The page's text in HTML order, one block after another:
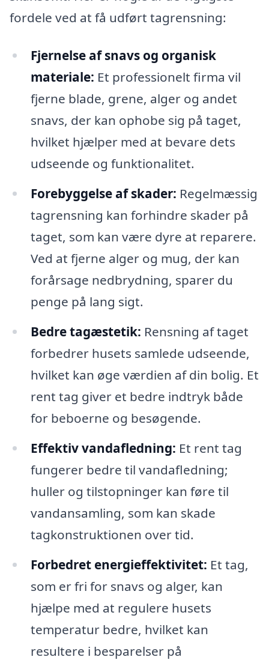
fordele ved at få udført tagrensning:
Fjernelse af snavs og organisk
materiale: Et professionelt firma vil
fjerne blade, grene, alger og andet
snavs, der kan ophobe sig på taget,
hvilket hjælper med at bevare dets
udseende og funktionalitet.
Forebyggelse af skader: Regelmæssig
tagrensning kan forhindre skader på
taget, som kan være dyre at reparere.
Ved at fjerne alger og mug, der kan
forårsage nedbrydning, sparer du
penge på lang sigt.
Bedre tagæstetik: Rensning af taget
forbedrer husets samlede udseende,
hvilket kan øge værdien af din bolig. Et
rent tag giver et bedre indtryk både
for beboerne og besøgende.
Effektiv vandafledning: Et rent tag
fungerer bedre til vandafledning;
huller og tilstopninger kan føre til
vandansamling, som kan skade
tagkonstruktionen over tid.
Forbedret energieffektivitet: Et tag,
som er fri for snavs og alger, kan
hjælpe med at regulere husets
temperatur bedre, hvilket kan
resultere i besparelser på